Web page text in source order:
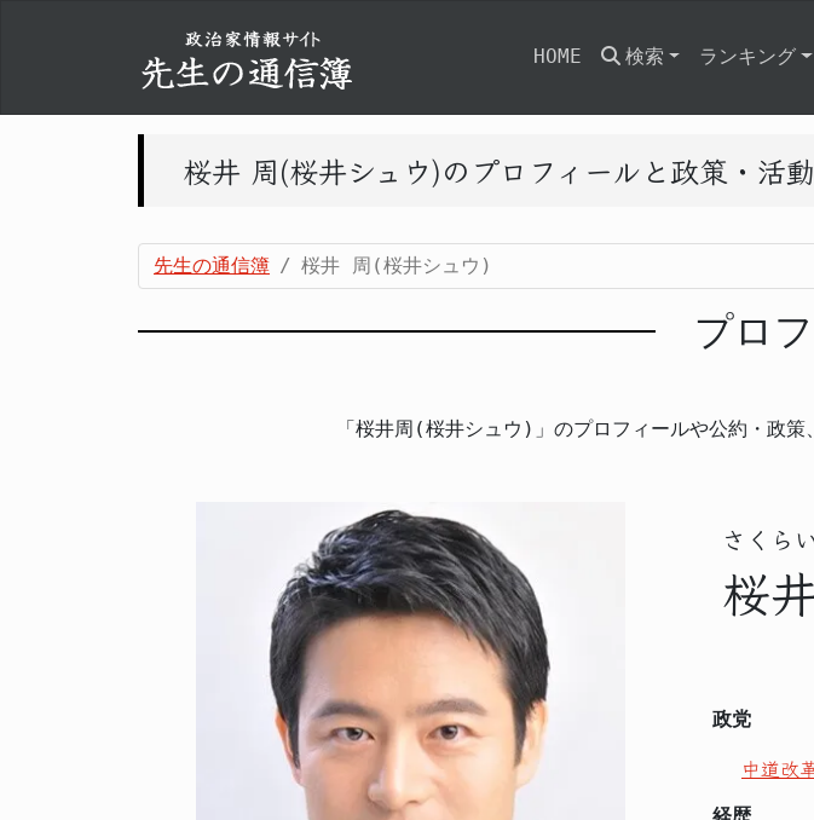
HOME 検索 ランキング
桜井 周(桜井シュウ)のプロフィールと政策・活動
先生の通信簿 桜井 周(桜井シュウ)
プロ
「桜井周(桜井シュウ)」のプロフィールや公約・政
桜
さくら
政党
中道改